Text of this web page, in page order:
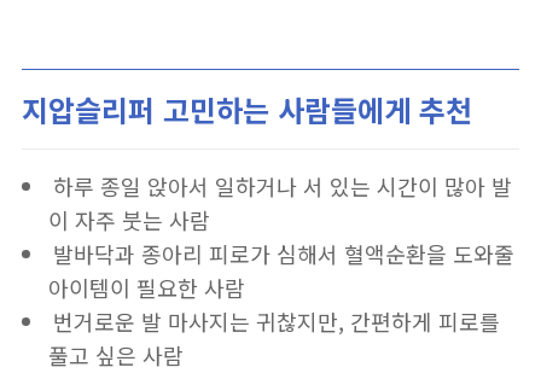
지압슬리퍼 고민하는 사람들에게 추천
하루 종일 앉아서 일하거나 서 있는 시간이 많아 발
이 자주 붓는 사람
발바닥과 종아리 피로가 심해서 혈액순환을 도와줄
아이템이 필요한 사람
번거로운 발 마사지는 귀찮지만, 간편하게 피로를
풀고 싶은 사람